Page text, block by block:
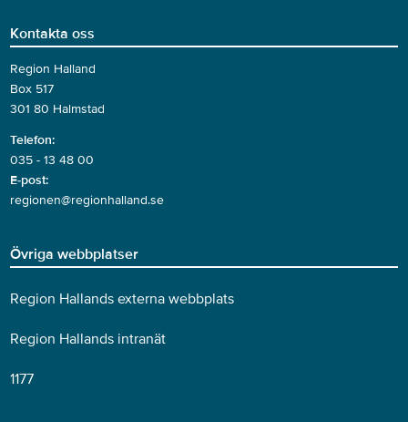
Kontakta oss
Region Halland
Box 517
301 80 Halmstad
Telefon:
035 - 13 48 00
E-post:
regionen@regionhalland.se
Övriga webbplatser
Region Hallands externa webbplats
Region Hallands intranät
1177